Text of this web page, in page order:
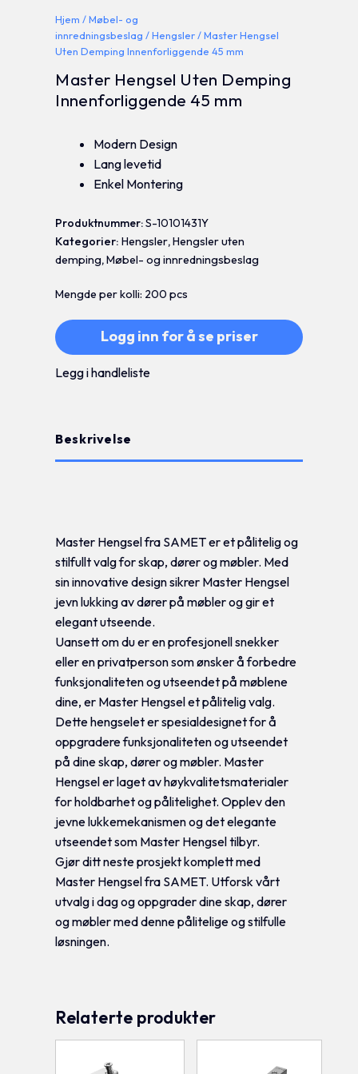
Hjem /Møbel- og
innredningsbeslag /Hengsler/ Master Hengsel
Uten Demping Innenforliggende 45 mm
Master Hengsel Uten Demping
Innenforliggende 45 mm
Modern Design
Lang levetid
Enkel Montering
Produktnummer:S-10101431Y
Kategorier:Hengsler,Hengsler uten
demping,Møbel- og innredningsbeslag
Mengde per kolli: 200 pcs
Logg inn for å se priser
Legg i handleliste
Beskrivelse
Master Hengsel fra SAMET er et pålitelig og
stilfullt valg for skap, dører og møbler. Med
sin innovative design sikrer Master Hengsel
jevn lukking av dører på møbler og gir et
elegant utseende.
Uansett om du er en profesjonell snekker
eller en privatperson som ønsker å forbedre
funksjonaliteten og utseendet på møblene
dine, er Master Hengsel et pålitelig valg.
Dette hengselet er spesialdesignet for å
oppgradere funksjonaliteten og utseendet
på dine skap, dører og møbler. Master
Hengsel er laget av høykvalitetsmaterialer
for holdbarhet og pålitelighet. Opplev den
jevne lukkemekanismen og det elegante
utseendet som Master Hengsel tilbyr.
Gjør ditt neste prosjekt komplett med
Master Hengsel fra SAMET. Utforsk vårt
utvalg i dag og oppgrader dine skap, dører
og møbler med denne pålitelige og stilfulle
løsningen.
Relaterte produkter